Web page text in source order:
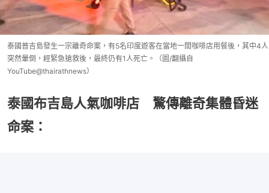
泰國普吉島發生一宗離奇命案，有5名印度遊客在當地一間咖啡店用餐後，其中4人
突然暈倒，經緊急搶救後，最終仍有1人死亡。（圖/翻攝自
YouTube@thairathnews）
泰國布吉島人氣咖啡店 驚傳離奇集體昏迷
命案：